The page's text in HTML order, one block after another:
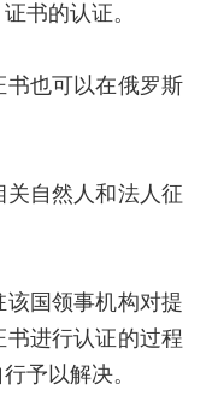
书的认证。
也可以在俄罗斯
自然人和法人征
国领事机构对提
进行认证的过程
予以解决。